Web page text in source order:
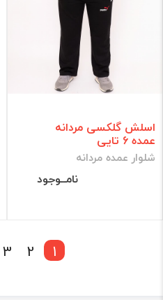
اسلش گلکسی مردانه
عمده 6 تایی
شلوار عمده مردانه
نامــوجود
1
2
3